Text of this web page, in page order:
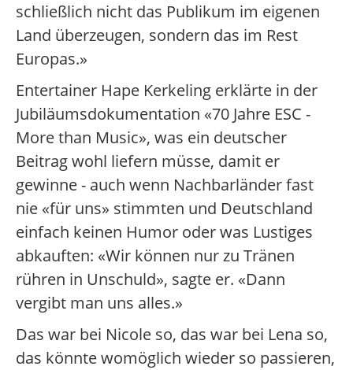
schließlich nicht das Publikum im eigenen
Land überzeugen, sondern das im Rest
Europas.»
Entertainer Hape Kerkeling erklärte in der
Jubiläumsdokumentation «70 Jahre ESC -
More than Music», was ein deutscher
Beitrag wohl liefern müsse, damit er
gewinne - auch wenn Nachbarländer fast
nie «für uns» stimmten und Deutschland
einfach keinen Humor oder was Lustiges
abkauften: «Wir können nur zu Tränen
rühren in Unschuld», sagte er. «Dann
vergibt man uns alles.»
Das war bei Nicole so, das war bei Lena so,
das könnte womöglich wieder so passieren,